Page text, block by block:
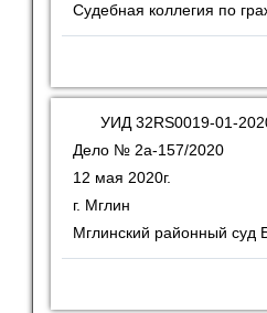
Судебная коллегия по
УИД 32RS0019-01-
Дело № 2а-157/2020
12 мая 2020г.
г. Мглин
Мглинский районный суд